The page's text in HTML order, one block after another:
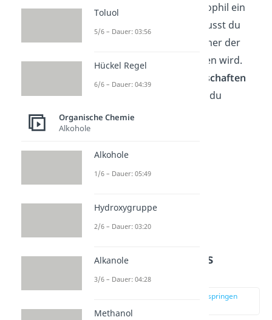
ablaufen, wenn ein Nukleophil ein
Halogenalkan angreift, musst du
erstmal entscheiden welcher der
vier Mechanismen ablaufen wird.
Eigenschaften
bei beiden Molekülen, die du
berücksichtigen musst.
Hartes und weiches
Nukleophil
zur Stelle im Video springen
Toluol
5/6 – Dauer: 03:56
Hückel Regel
6/6 – Dauer: 04:39
Organische Chemie
Alkohole
Alkohole
1/6 – Dauer: 05:49
Hydroxygruppe
2/6 – Dauer: 03:20
Alkanole
3/6 – Dauer: 04:28
Methanol